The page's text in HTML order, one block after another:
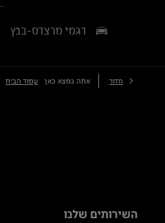
דגמי מרצדס-בנץ
חזור אתה נמצא כאן עמוד הבית
השירותים שלנו